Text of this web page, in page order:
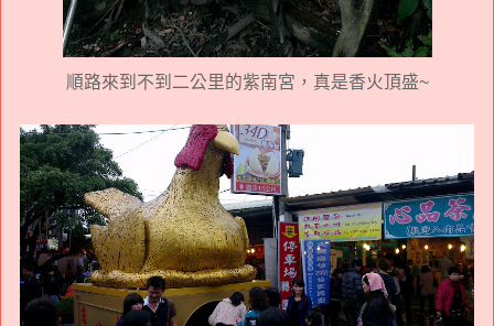
順路來到不到二公里的紫南宮，真是香火頂盛~